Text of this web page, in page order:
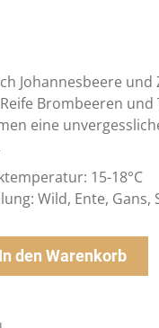
Johannesbeere
Brombeeren
eine
15-18°C
Wild, Ente, Gans,
In den Warenkorb